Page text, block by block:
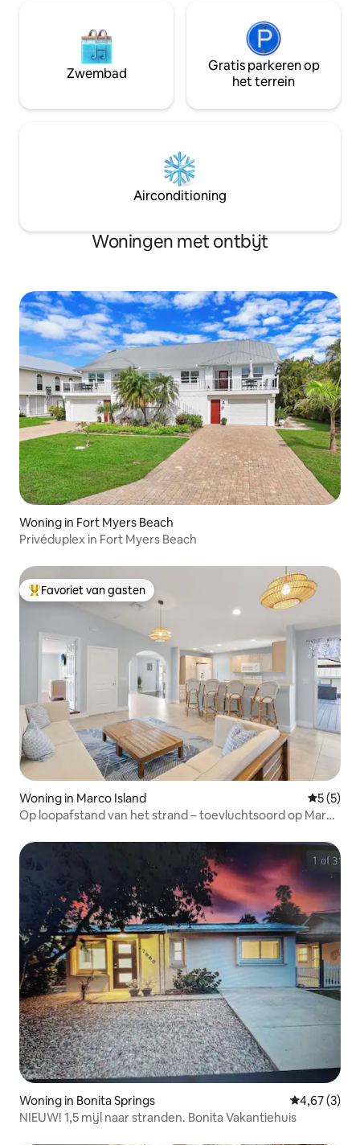
Zwembad
Gratis parkeren op
het terrein
Airconditioning
Woningen met ontbijt
Woning in Fort Myers Beach
Privéduplex in Fort Myers Beach
Topfavoriet van gasten
Favoriet van gasten
Woning in Marco Island
5 (5)
Op loopafstand van het strand – toevluchtsoord op Marco
Woning in Bonita Springs
4,67 (3)
NIEUW! 1,5 mijl naar stranden. Bonita Vakantiehuis